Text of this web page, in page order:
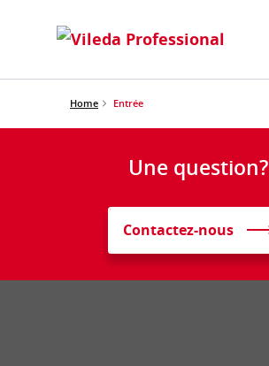
Home Entrée
Une question?
Contactez-nous